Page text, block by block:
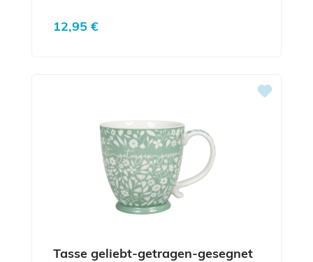
Regulärer Preis:
12,95 €
Tasse geliebt-getragen-gesegnet